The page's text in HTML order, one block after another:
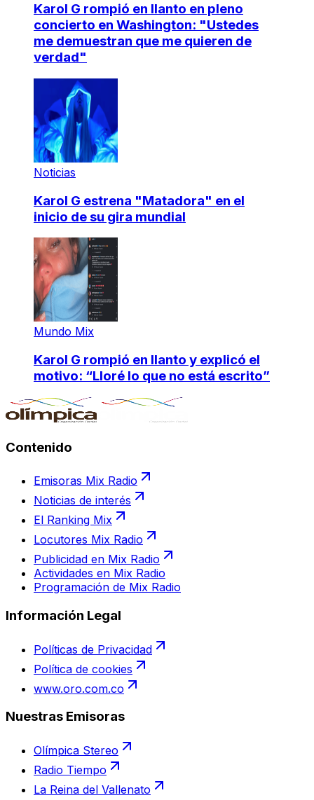
Karol G rompió en llanto en pleno
concierto en Washington: "Ustedes
me demuestran que me quieren de
verdad"
Noticias
Karol G estrena "Matadora" en el
inicio de su gira mundial
Mundo Mix
Karol G rompió en llanto y explicó el
motivo: “Lloré lo que no está escrito”
Contenido
Emisoras Mix Radio
Noticias de interés
El Ranking Mix
Locutores Mix Radio
Publicidad en Mix Radio
Actividades en Mix Radio
Programación de Mix Radio
Información Legal
Políticas de Privacidad
Política de cookies
www.oro.com.co
Nuestras Emisoras
Olímpica Stereo
Radio Tiempo
La Reina del Vallenato